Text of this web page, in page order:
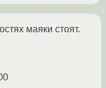
маяки стоят.